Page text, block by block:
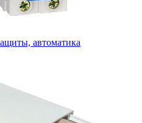
автоматика